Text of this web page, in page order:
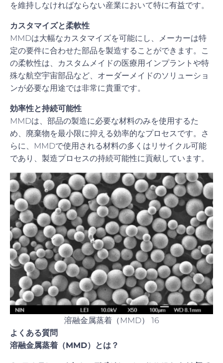
を維持しなければならない産業において特に有益です。
カスタマイズと柔軟性
MMDは大幅なカスタマイズを可能にし、メーカーは特
定の要件に合わせた部品を製造することができます。こ
の柔軟性は、カスタムメイドの医療用インプラントや特
殊な航空宇宙部品など、オーダーメイドのソリューショ
ンが必要な用途では非常に貴重です。
効率性と持続可能性
MMDは、部品の製造に必要な材料のみを使用するた
め、廃棄物を最小限に抑える効率的なプロセスです。さ
らに、MMDで使用される材料の多くはリサイクル可能
であり、製造プロセスの持続可能性に貢献しています。
溶融金属蒸着（MMD） 16
よくある質問
溶融金属蒸着（MMD）とは？